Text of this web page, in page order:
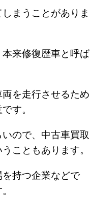
まうことがありま
来修復歴車と呼ば
を走行させるため
す。
ので、中古車買取
こともあります。
持つ企業などで